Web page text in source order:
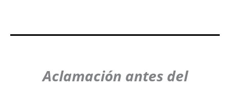
Aclamación antes del